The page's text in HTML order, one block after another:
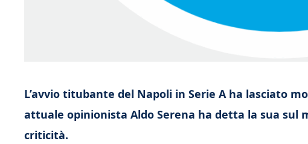
L’avvio titubante del Napoli in Serie A ha lasciato
attuale opinionista Aldo Serena ha detta la sua sul
criticità.